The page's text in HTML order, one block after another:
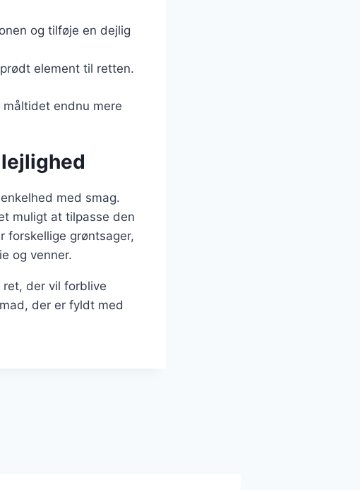
og tilføje en dejlig
element til retten.
endnu mere
med smag.
muligt at tilpasse den
forskellige grøntsager,
og venner.
der vil forblive
der er fyldt med